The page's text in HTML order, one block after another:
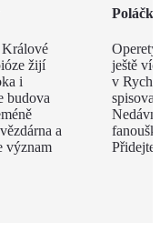
Králové
žijí
i
budova
a
význam
ještě
v
Přidejte